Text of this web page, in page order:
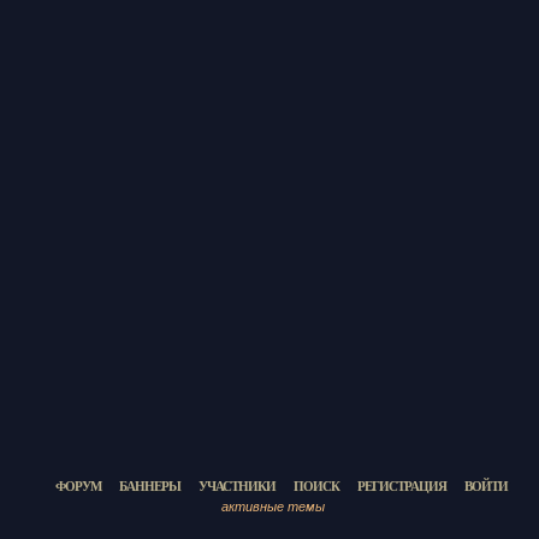
ФОРУМ БАННЕРЫ УЧАСТНИКИ ПОИСК РЕГИСТРАЦИЯ ВОЙТИ
активные темы